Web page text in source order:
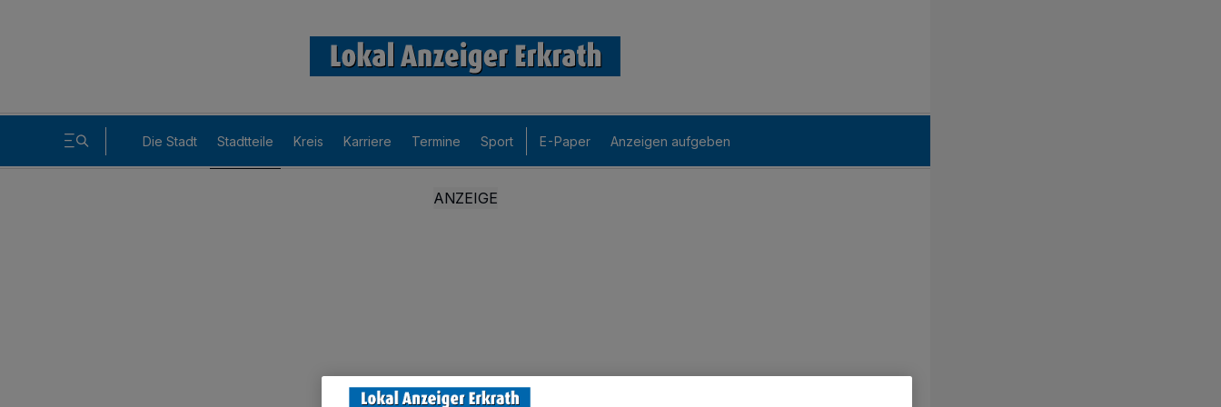
Die Stadt Stadtteile Kreis Karriere Termine Sport E-Paper Anzeigen aufgeben